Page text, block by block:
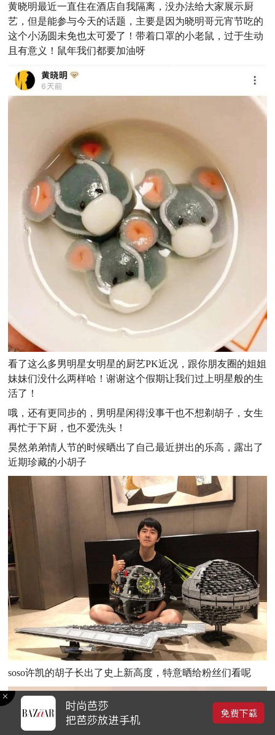
黄晓明最近一直住在酒店自我隔离，没办法给大家展示厨
艺，但是能参与今天的话题，主要是因为晓明哥元宵节吃的
这个小汤圆未免也太可爱了！带着口罩的小老鼠，过于生动
且有意义！鼠年我们都要加油呀
看了这么多男明星女明星的厨艺PK近况，跟你朋友圈的姐姐
妹妹们没什么两样哈！谢谢这个假期让我们过上明星般的生
活了！
哦，还有更同步的，男明星闲得没事干也不想剃胡子，女生
再忙于下厨，也不爱洗头！
昊然弟弟情人节的时候晒出了自己最近拼出的乐高，露出了
近期珍藏的小胡子
soso许凯的胡子长出了史上新高度，特意晒给粉丝们看呢